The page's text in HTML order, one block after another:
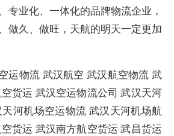
专业化、一体化的品牌物流企业，
做久、做旺，天航的明天一定更加
运物流 武汉航空 武汉航空物流 武
货运 武汉空运物流公司 武汉天河
河机场空运物流 武汉天河机场航
货运 武汉南方航空货运 武昌货运